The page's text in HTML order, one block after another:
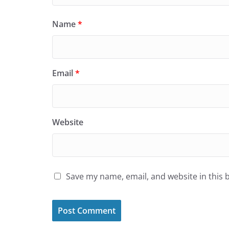
Name*
Email*
Website
Save my name, email, and website in